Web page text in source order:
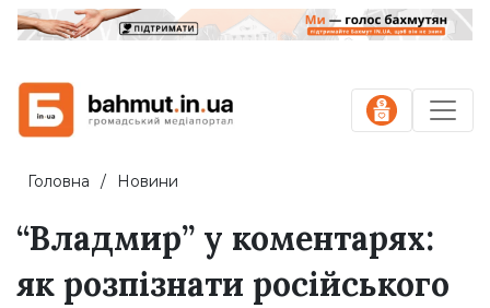
Головна Новини
“Владмир” у коментарях:
як розпізнати російського